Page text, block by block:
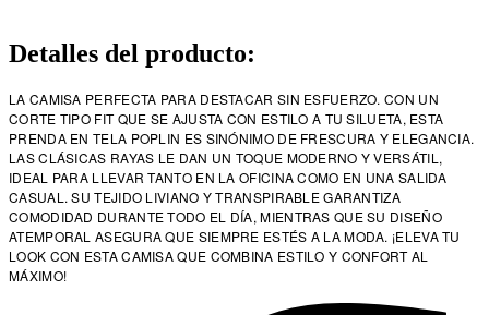
Detalles del producto:
LA CAMISA PERFECTA PARA DESTACAR SIN ESFUERZO. CON UN
CORTE TIPO FIT QUE SE AJUSTA CON ESTILO A TU SILUETA, ESTA
PRENDA EN TELA POPLIN ES SINÓNIMO DE FRESCURA Y ELEGANCIA.
LAS CLÁSICAS RAYAS LE DAN UN TOQUE MODERNO Y VERSÁTIL,
IDEAL PARA LLEVAR TANTO EN LA OFICINA COMO EN UNA SALIDA
CASUAL. SU TEJIDO LIVIANO Y TRANSPIRABLE GARANTIZA
COMODIDAD DURANTE TODO EL DÍA, MIENTRAS QUE SU DISEÑO
ATEMPORAL ASEGURA QUE SIEMPRE ESTÉS A LA MODA. ¡ELEVA TU
LOOK CON ESTA CAMISA QUE COMBINA ESTILO Y CONFORT AL
MÁXIMO!